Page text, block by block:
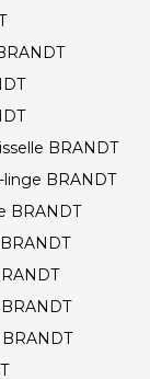
BRANDT
BRANDT
BRANDT